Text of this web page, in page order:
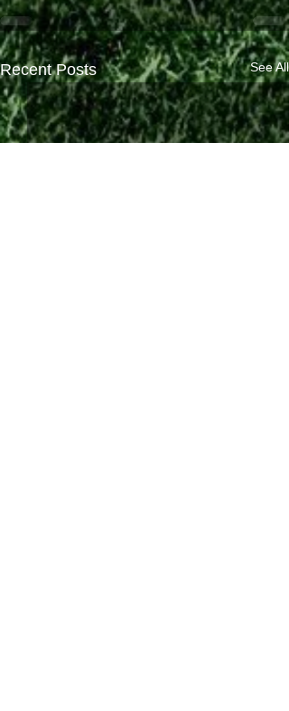
Recent Posts See All